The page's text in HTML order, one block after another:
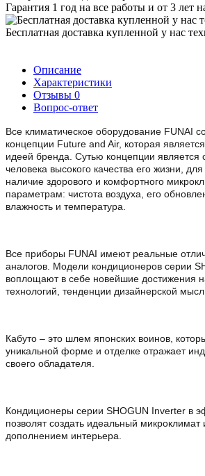
Гарантия 1 год на все работы и от 3 лет
Бесплатная доставка купленной у нас
Описание
Характеристики
Отзывы 0
Вопрос-ответ
Все климатическое оборудование FUNAI
концепции Future and Air, которая является
идеей бренда. Сутью концепции является
человека высокого качества его жизни,
наличие здорового и комфортного
параметрам: чистота воздуха, его
влажность и температура.
Все приборы FUNAI имеют реальные
аналогов. Модели кондиционеров серии
воплощают в себе новейшие достижения
технологий, тенденции дизайнерской
Кабуто – это шлем японских воинов,
уникальной форме и отделке отражает
своего обладателя.
Кондиционеры серии SHOGUN Inverter в
позволят создать идеальный
дополнением интерьера.